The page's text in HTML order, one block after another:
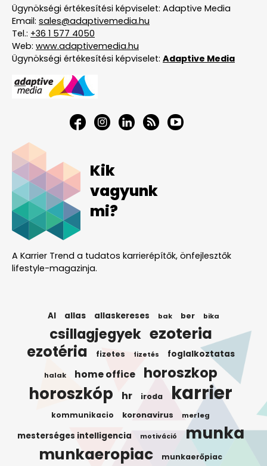
Ügynökségi értékesítési képviselet: Adaptive Media
Email: sales@adaptivemedia.hu
Tel.: +36 1 577 4050
Web: www.adaptivemedia.hu
Ügynökségi értékesítési képviselet: Adaptive Media
Kik
vagyunk
mi?
A Karrier Trend a tudatos karrierépítők, önfejlesztők
lifestyle-magazinja.
AI allas allaskereses bak ber bika
csillagjegyek ezoteria
ezotéria fizetes fizetés foglalkoztatas
halak home office horoszkop
horoszkóp hr iroda karrier
kommunikacio koronavirus merleg
mesterséges intelligencia motiváció munka
munkaeropiac munkaerőpiac